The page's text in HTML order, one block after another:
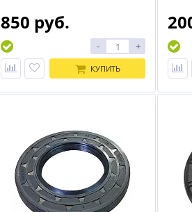
850 руб.
- +
КУПИТЬ